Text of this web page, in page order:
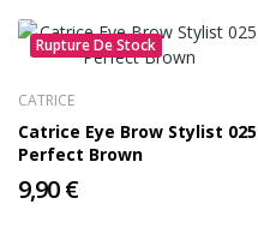
Rupture De Stock
CATRICE
Catrice Eye Brow Stylist 025
Perfect Brown
9,90 €